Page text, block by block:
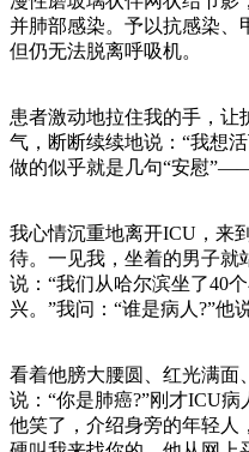
并肺部感染。予以抗感染、
但仍无法脱离呼吸机。
患者激动地拉住我的手，让
气，断断续续地说：“我想
做的似乎就是几句“安慰
我心情沉重地离开ICU，来
待。一见我，坐着的男子就
说：“我们从哈尔滨坐了40
兴。”我问：“谁是病人?”他
看着他膀大腰圆、红光满面
说：“你是肺癌?”刚才ICU病
他笑了，介绍身旁的年轻人